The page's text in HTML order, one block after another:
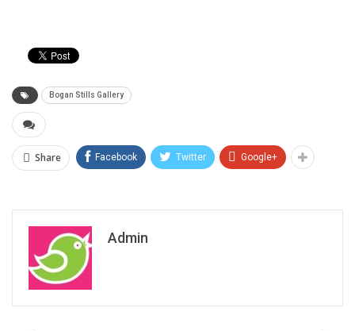
Bogan Stills Gallery
Share Facebook Twitter Google+
Admin